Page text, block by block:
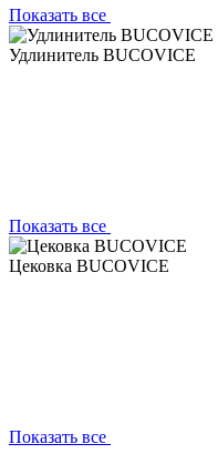
Показать все
Удлинитель BUCOVICE
Показать все
Цековка BUCOVICE
Показать все